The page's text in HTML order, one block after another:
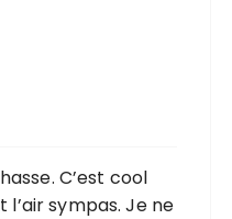
C’est cool
l’air sympas. Je ne